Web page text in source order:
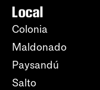
Local
Colonia
Maldonado
Paysandú
Salto